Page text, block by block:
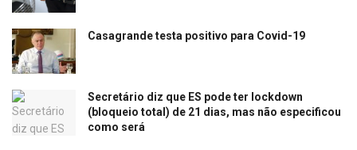
Casagrande testa positivo para Covid-19
Secretário diz que ES pode ter lockdown
(bloqueio total) de 21 dias, mas não especificou
como será